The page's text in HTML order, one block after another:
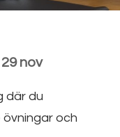
29 nov
där du
och